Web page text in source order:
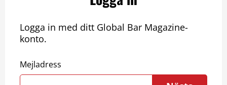
Logga in med ditt Global Bar Magazine-
konto.
Mejladress